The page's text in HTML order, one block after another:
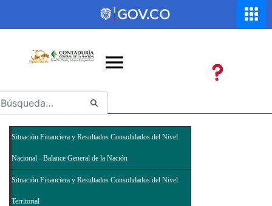
Saltar al contenido principal
Abrir menú de accesibilidad
Situación Financiera y Resultados Consolidados del Nivel
Nacional - Balance General de la Nación
Situación Financiera y Resultados Consolidados del Nivel
Territorial